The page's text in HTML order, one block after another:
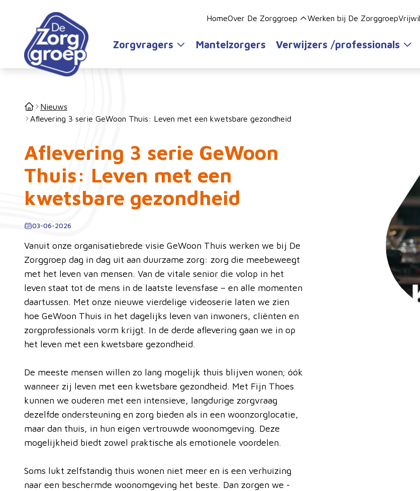
HomeOver De Zorggroep Werken bij De Zorggroep
Zorgvragers Mantelzorgers Verwijzers /professionals
Nieuws
Aflevering 3 serie GeWoon Thuis: Leven met een kwetsbare gezondheid
Aflevering 3 serie GeWoon
Thuis: Leven met een
kwetsbare gezondheid
03-06-2026
Vanuit onze organisatiebrede visie GeWoon Thuis werken we bij De
Zorggroep dag in dag uit aan duurzame zorg: zorg die meebeweegt
met het leven van mensen. Van de vitale senior die volop in het
leven staat tot de mens in de laatste levensfase – en alle momenten
daartussen. Met onze nieuwe vierdelige videoserie laten we zien
hoe GeWoon Thuis in het dagelijks leven van inwoners, cliënten en
zorgprofessionals vorm krijgt. In de derde aflevering gaan we in op
het leven met een kwetsbare gezondheid.
De meeste mensen willen zo lang mogelijk thuis blijven wonen; óók
wanneer zij leven met een kwetsbare gezondheid. Met Fijn Thoes
kunnen we ouderen met een intensieve, langdurige zorgvraag
dezelfde ondersteuning en zorg bieden als in een woonzorglocatie,
maar dan thuis, in hun eigen vertrouwde woonomgeving. Deze
mogelijkheid biedt zowel praktische als emotionele voordelen.
Soms lukt zelfstandig thuis wonen niet meer en is een verhuizing
naar een beschermde woonomgeving het beste. Dan zorgen we -